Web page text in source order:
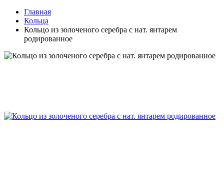
Главная
Кольца
Кольцо из золоченого серебра с нат. янтарем
родированное